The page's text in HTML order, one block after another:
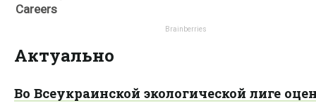
Актуально
Во Всеукраинской экологической лиге